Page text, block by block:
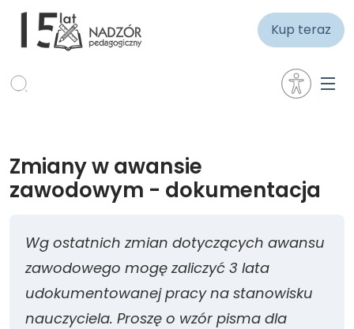
Kup teraz
Zmiany w awansie
zawodowym - dokumentacja
Wg ostatnich zmian dotyczących awansu
zawodowego mogę zaliczyć 3 lata
udokumentowanej pracy na stanowisku
nauczyciela. Proszę o wzór pisma dla